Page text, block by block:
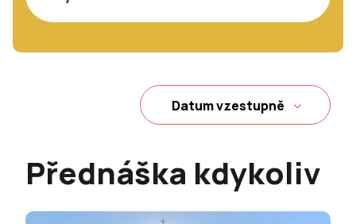
Přednáška kdykoliv